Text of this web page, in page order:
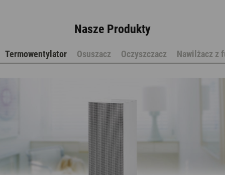
Nasze Produkty
Termowentylator Osuszacz Oczyszczacz Nawilżacz z